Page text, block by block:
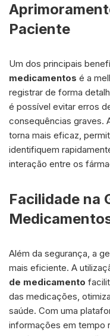
Paciente
Um dos principais
medicamentos é a
registrar de forma
é possível evitar erros
consequências graves.
torna mais eficaz,
identifiquem
interação entre os
Facilidade na
Além da segurança, a
mais eficiente. A
de medicamento
das medicações,
saúde. Com uma
informações em tempo